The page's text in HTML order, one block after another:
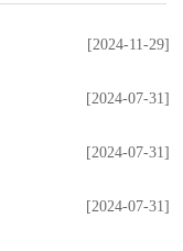
[2024-11-29]
[2024-07-31]
[2024-07-31]
[2024-07-31]